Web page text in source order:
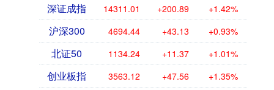
深证成指 14311.01 +200.89 +1.42%
沪深300 4694.44 +43.13 +0.93%
北证50 1134.24 +11.37 +1.01%
创业板指 3563.12 +47.56 +1.35%